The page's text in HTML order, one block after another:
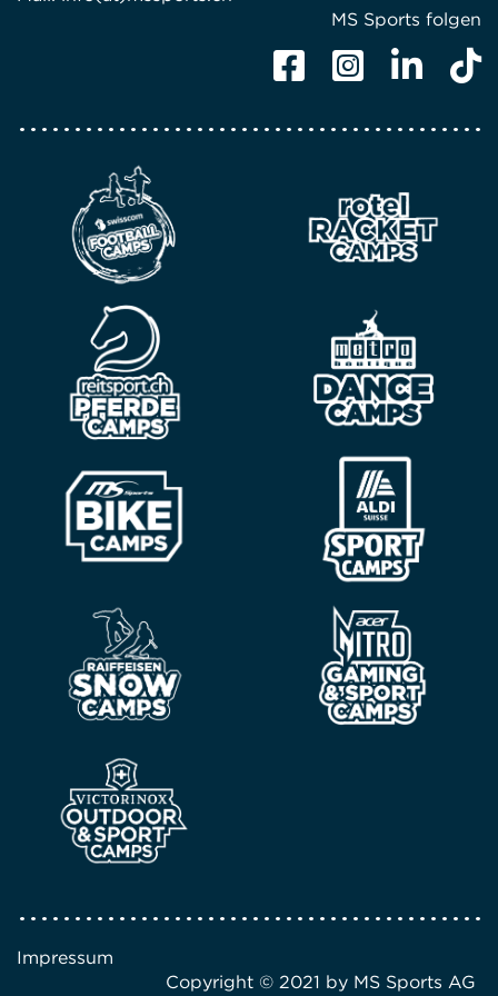
MS Sports folgen
Impressum
Copyright © 2021 by MS Sports AG